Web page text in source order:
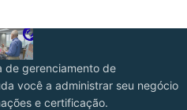
de gerenciamento de
você a administrar seu negócio
e certificação.